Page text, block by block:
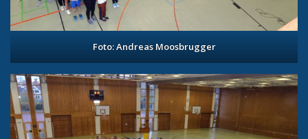
Foto: Andreas Moosbrugger